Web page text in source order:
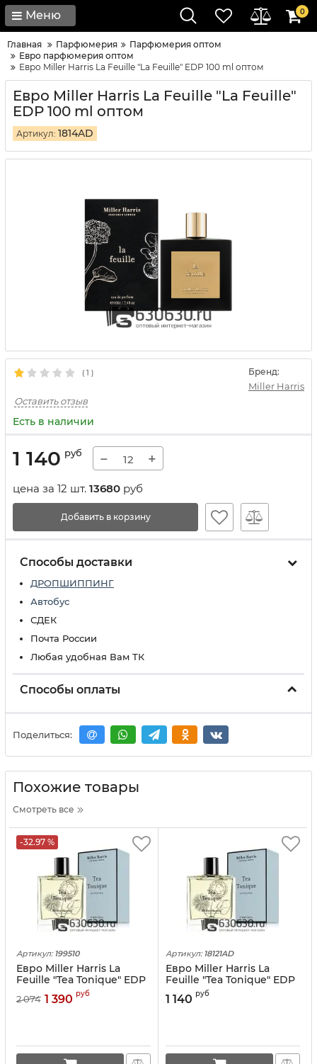
Меню 0
Главная Парфюмерия
Парфюмерия оптом
Евро парфюмерия оптом
Евро Miller Harris La Feuille "La Feuille" EDP 100 ml оптом
Евро Miller Harris La Feuille "La Feuille"
EDP 100 ml оптом
Артикул: 1814AD
( 1 ) Бренд:
Miller Harris
Оставить отзыв
Есть в наличии
1 140 руб − +
цена за 12 шт. 13680 руб
Добавить в корзину
Способы доставки
ДРОПШИППИНГ
Автобус
СДЕК
Почта России
Любая удобная Вам ТК
Способы оплаты
Поделиться:
Похожие товары
Смотреть все
-32.97 %
Артикул: 199510
Евро Miller Harris La
Feuille "Tea Tonique" EDP
2 074 1 390 руб
Артикул: 18121AD
Евро Miller Harris La
Feuille "Tea Tonique" EDP
100 ml оптом
1 140 руб